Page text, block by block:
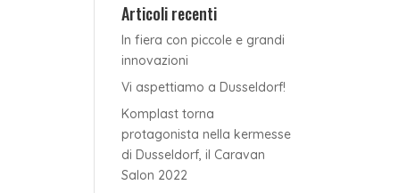
Articoli recenti
In fiera con piccole e grandi
innovazioni
Vi aspettiamo a Dusseldorf!
Komplast torna
protagonista nella kermesse
di Dusseldorf, il Caravan
Salon 2022